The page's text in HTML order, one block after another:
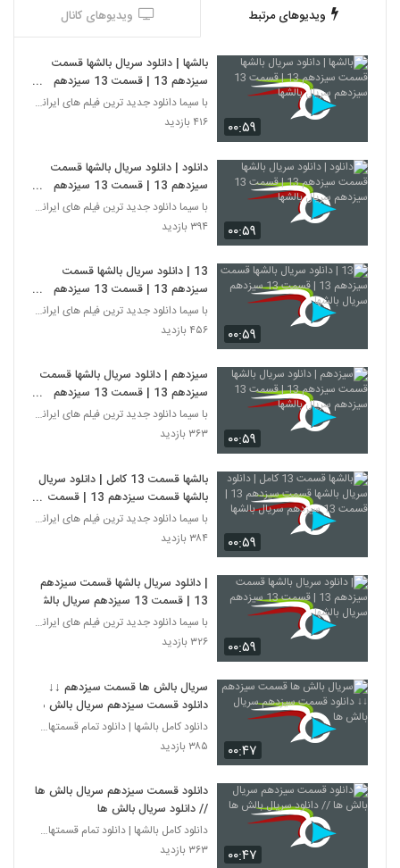
ویدیوهای مرتبط ویدیوهای کانال
۰۰:۵۹
بالشها | دانلود سریال بالشها قسمت
سیزدهم 13 | قسمت 13 سیزدهم
سریال بالشها
با سیما دانلود جدید ترین فیلم های ایرانی را در لحظ
۴۱۶ بازدید
۰۰:۵۹
دانلود | دانلود سریال بالشها قسمت
سیزدهم 13 | قسمت 13 سیزدهم
سریال بالشها
با سیما دانلود جدید ترین فیلم های ایرانی را در لحظ
۳۹۴ بازدید
۰۰:۵۹
13 | دانلود سریال بالشها قسمت
سیزدهم 13 | قسمت 13 سیزدهم
سریال بالشها
با سیما دانلود جدید ترین فیلم های ایرانی را در لحظ
۴۵۶ بازدید
۰۰:۵۹
سیزدهم | دانلود سریال بالشها قسمت
سیزدهم 13 | قسمت 13 سیزدهم
سریال بالشها
با سیما دانلود جدید ترین فیلم های ایرانی را در لحظ
۳۶۳ بازدید
۰۰:۵۹
بالشها قسمت 13 کامل | دانلود سریال
بالشها قسمت سیزدهم 13 | قسمت
13 سیزدهم سریال بالشها
با سیما دانلود جدید ترین فیلم های ایرانی را در لحظ
۳۸۴ بازدید
۰۰:۵۹
| دانلود سریال بالشها قسمت سیزدهم
13 | قسمت 13 سیزدهم سریال بالشها
با سیما دانلود جدید ترین فیلم های ایرانی را در لحظ
۳۲۶ بازدید
۰۰:۴۷
سریال بالش ها قسمت سیزدهم ↓↓
دانلود قسمت سیزدهم سریال بالش ها
دانلود کامل بالشها | دانلود تمام قسمتهای سریال بال
۳۸۵ بازدید
۰۰:۴۷
دانلود قسمت سیزدهم سریال بالش ها
// دانلود سریال بالش ها
دانلود کامل بالشها | دانلود تمام قسمتهای سریال بال
۳۶۳ بازدید